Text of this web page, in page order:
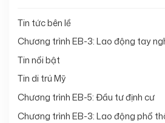
Tin tức bên lề
Chương trình EB-3: Lao động tay
Tin nổi bật
Tin di trú Mỹ
Chương trình EB-5: Đầu tư định cư
Chương trình EB-3: Lao động phổ